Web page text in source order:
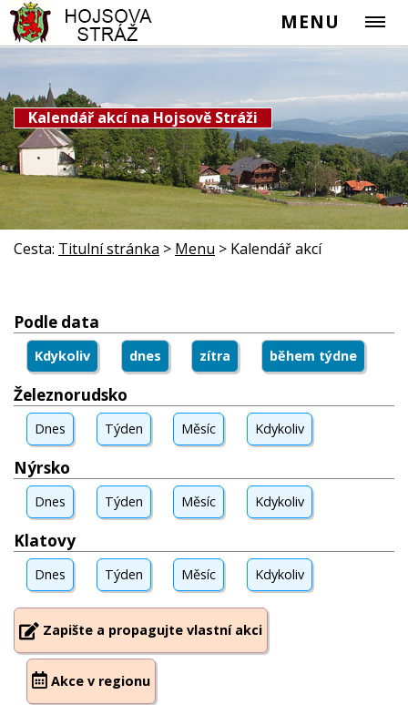
MENU
Kalendář akcí na Hojsově Stráži
Cesta: Titulní stránka > Menu > Kalendář akcí
Podle data
Kdykoliv dnes zítra během týdne
Železnorudsko
Dnes Týden Měsíc Kdykoliv
Nýrsko
Dnes Týden Měsíc Kdykoliv
Klatovy
Dnes Týden Měsíc Kdykoliv
Zapište a propagujte vlastní akci
Akce v regionu